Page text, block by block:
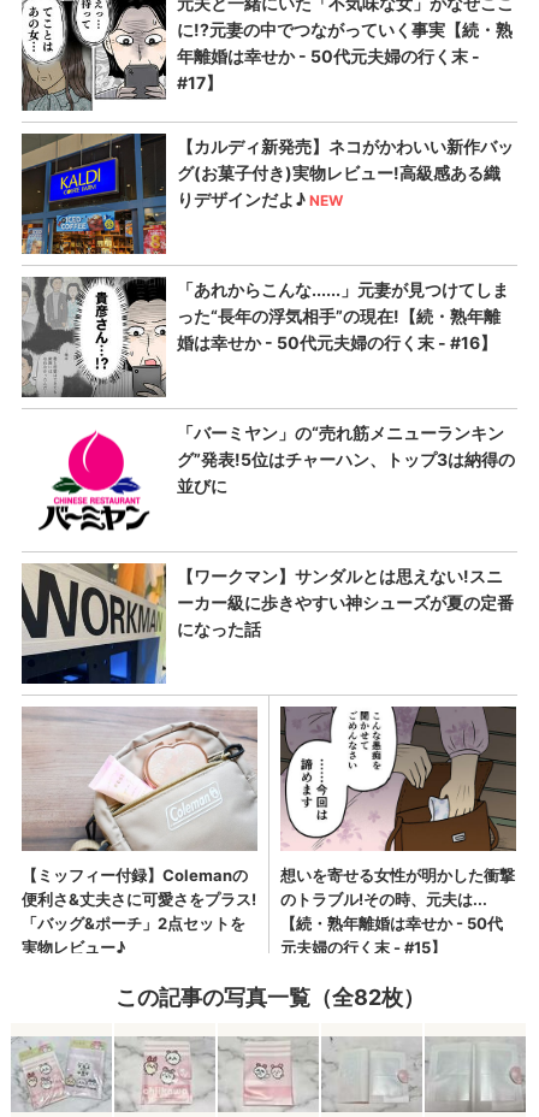
この記事の写真一覧（全82枚）